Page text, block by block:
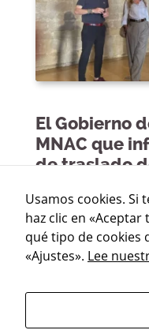
El Gobierno
MNAC que
de traslado
de
01 de julio de 2026
La vicepresidenta
que están
Usamos cookies. Si
haz clic en
qué tipo de cookies
«Ajustes». Lee